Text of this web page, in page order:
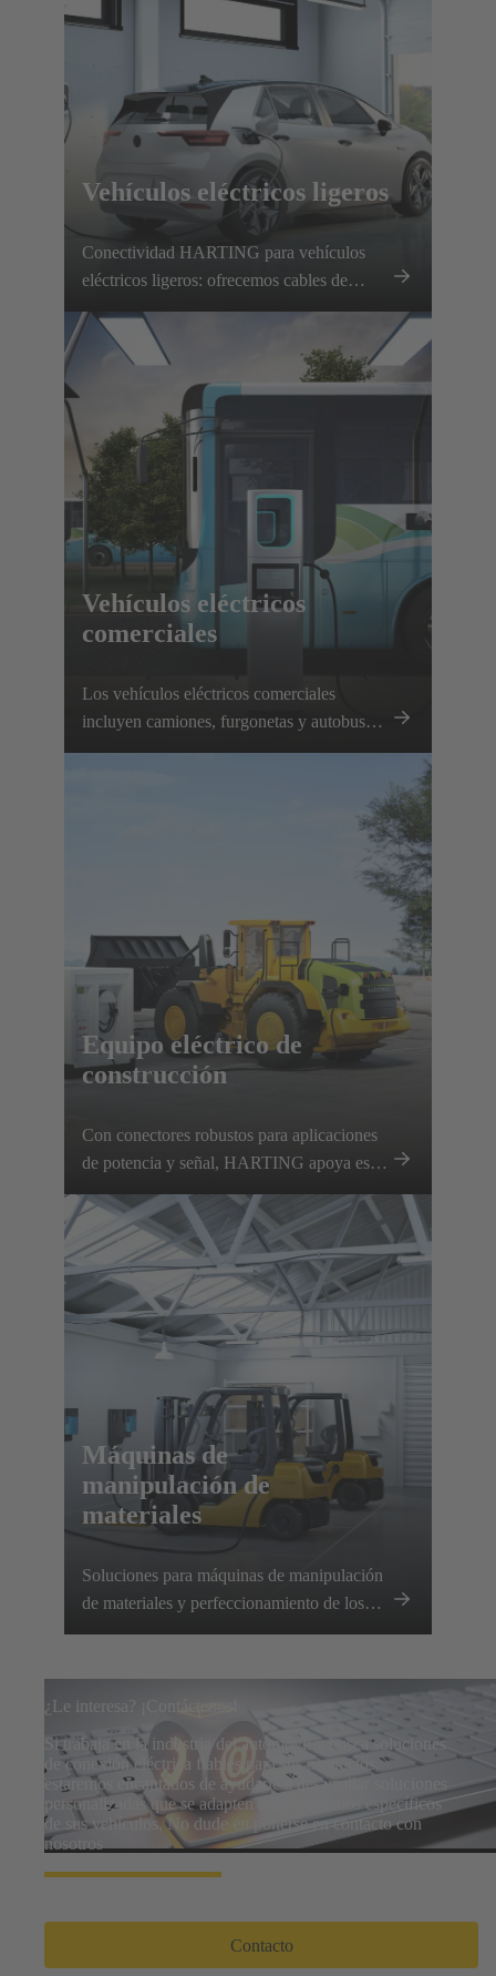
Vehículos eléctricos ligeros
Conectividad HARTING para vehículos
eléctricos ligeros: ofrecemos cables de
carga de CA, interfaces de CC, sistemas de
solenoide y soluciones de conexión
innovadoras.
Vehículos eléctricos
comerciales
Los vehículos eléctricos comerciales
incluyen camiones, furgonetas y autobuses
propulsados eléctricamente. Se está
componentes para vehículos.
Equipo eléctrico de
construcción
Con conectores robustos para aplicaciones
de potencia y señal, HARTING apoya este
desarrollo y contribuye a la
descarbonización del sector de la
maquinaria de construcción.
Máquinas de
manipulación de
materiales
Soluciones para máquinas de manipulación
de materiales y perfeccionamiento de los
sistemas de carga inteligentes
¿Le interesa? ¡Contáctenos!
Si trabaja en la industria del automóvil y busca soluciones
de conexión eléctrica fiables para sus productos,
estaremos encantados de ayudarle a desarrollar soluciones
personalizadas que se adapten a los requisitos específicos
de sus vehículos. No dude en ponerse en contacto con
nosotros
Contacto